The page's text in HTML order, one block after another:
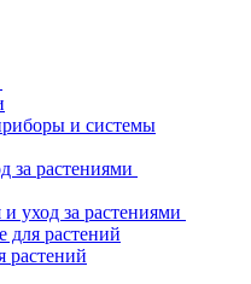
и системы
за растениями
уход за растениями
для растений
растений